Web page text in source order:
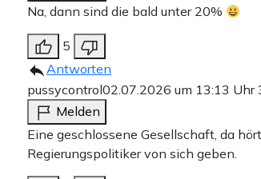
Na, dann sind die bald unter 20%
5
Antworten
pussycontrol02.07.2026 um 13:13 Uhr
Melden
Eine geschlossene Gesellschaft, da
Regierungspolitiker von sich geben.